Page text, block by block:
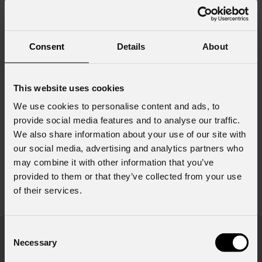
Consent Details About
This website uses cookies
We use cookies to personalise content and ads, to
provide social media features and to analyse our traffic.
We also share information about your use of our site with
our social media, advertising and analytics partners who
may combine it with other information that you’ve
provided to them or that they’ve collected from your use
of their services.
Selection
Necessary
Data sheet & specs
Nome*